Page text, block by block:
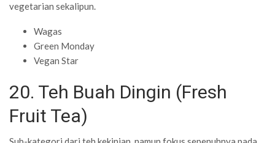
vegetarian sekalipun.
Wagas
Green Monday
Vegan Star
20. Teh Buah Dingin (Fresh
Fruit Tea)